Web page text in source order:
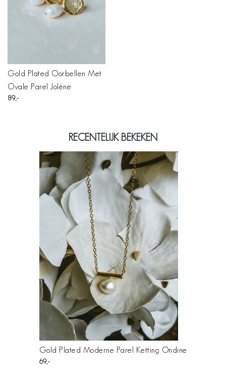
Gold Plated Oorbellen Met
Ovale Parel Jolène
89
RECENTELIJK BEKEKEN
Gold Plated Moderne Parel Ketting Ondine
69